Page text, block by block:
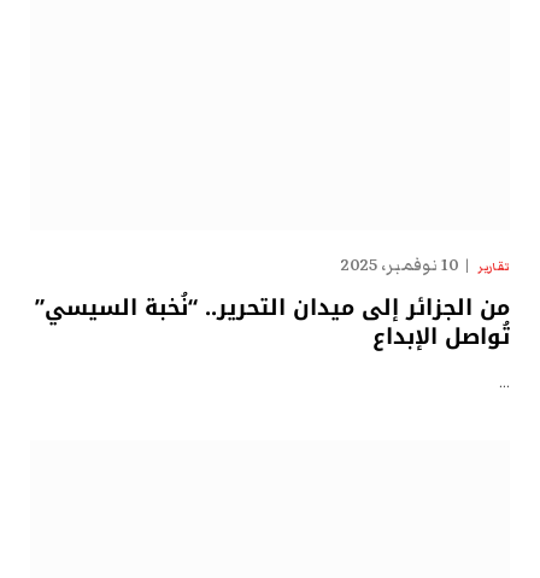
تقارير 10 نوفمبر، 2025
من الجزائر إلى ميدان التحرير.. “نُخبة السيسي”
تُواصل الإبداع
…